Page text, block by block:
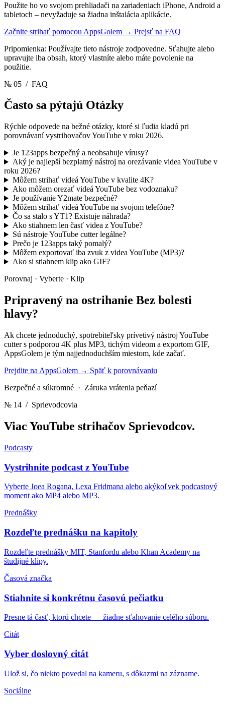
Použite ho vo svojom prehliadači na zariadeniach iPhone, Android a
tabletoch – nevyžaduje sa žiadna inštalácia aplikácie.
Začnite strihať pomocou AppsGolem → Prejsť na FAQ
Pripomienka: Používajte tieto nástroje zodpovedne. Sťahujte alebo
upravujte iba obsah, ktorý vlastníte alebo máte povolenie na
použitie.
№ 05 / FAQ
Často sa pýtajú Otázky
Rýchle odpovede na bežné otázky, ktoré si ľudia kladú pri
porovnávaní vystrihovačov YouTube v roku 2026.
Je 123apps bezpečný a neobsahuje vírusy?
Aký je najlepší bezplatný nástroj na orezávanie videa YouTube v
roku 2026?
Môžem strihať videá YouTube v kvalite 4K?
Ako môžem orezať videá YouTube bez vodoznaku?
Je používanie Y2mate bezpečné?
Môžem strihať videá YouTube na svojom telefóne?
Čo sa stalo s YT1? Existuje náhrada?
Ako stiahnem len časť videa z YouTube?
Sú nástroje YouTube cutter legálne?
Prečo je 123apps taký pomalý?
Môžem exportovať iba zvuk z videa YouTube (MP3)?
Ako si stiahnem klip ako GIF?
Porovnaj · Vyberte · Klip
Pripravený na ostrihanie Bez bolesti
hlavy?
Ak chcete jednoduchý, spotrebiteľsky prívetivý nástroj YouTube
cutter s podporou 4K plus MP3, tichým videom a exportom GIF,
AppsGolem je tým najjednoduchším miestom, kde začať.
Prejdite na AppsGolem → Späť k porovnávaniu
Bezpečné a súkromné · Záruka vrátenia peňazí
№ 14 / Sprievodcovia
Viac YouTube strihačov Sprievodcov.
Podcasty
Vystrihnite podcast z YouTube
Vyberte Joea Rogana, Lexa Fridmana alebo akýkoľvek podcastový
moment ako MP4 alebo MP3.
Prednášky
Rozdeľte prednášku na kapitoly
Rozdeľte prednášky MIT, Stanfordu alebo Khan Academy na
študijné klipy.
Časová značka
Stiahnite si konkrétnu časovú pečiatku
Presne tá časť, ktorú chcete — žiadne sťahovanie celého súboru.
Citát
Vyber doslovný citát
Ulož si, čo niekto povedal na kameru, s dôkazmi na zázname.
Sociálne